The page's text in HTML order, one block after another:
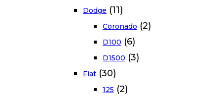
Dodge (11)
Coronado (2)
D100 (6)
D1500 (3)
Fiat (30)
125 (2)